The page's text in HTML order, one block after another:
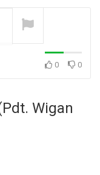
Masa Lalu,
(Ibu Siane)0 0
Wigan